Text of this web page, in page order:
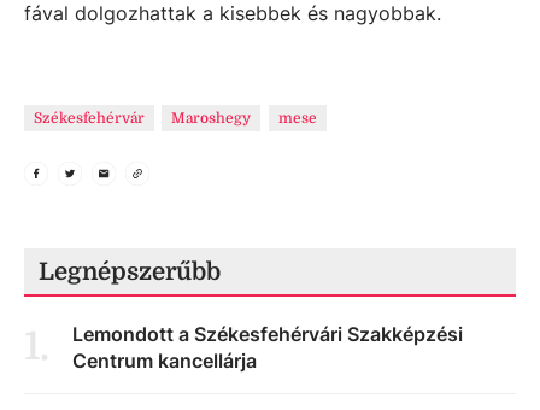
fával dolgozhattak a kisebbek és nagyobbak.
Székesfehérvár Maroshegy mese
Legnépszerűbb
1.
Lemondott a Székesfehérvári Szakképzési
Centrum kancellárja